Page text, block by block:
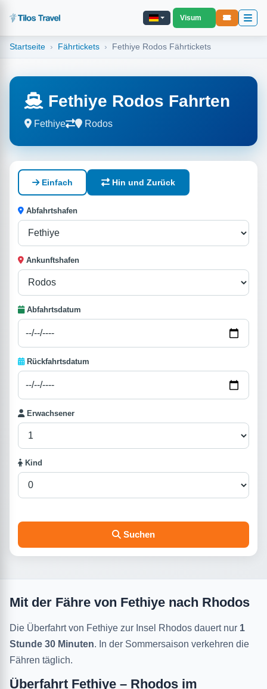
Visum
Startseite Fährtickets Fethiye Rodos Fährtickets
Fethiye Rodos Fahrten
Fethiye Rodos
Einfach Hin und Zurück
Abfahrtshafen
Ankunftshafen
Abfahrtsdatum
Rückfahrtsdatum
Erwachsener
Kind
Suchen
Mit der Fähre von Fethiye nach Rhodos
Die Überfahrt von Fethiye zur Insel Rhodos dauert nur 1
Stunde 30 Minuten. In der Sommersaison verkehren die
Fähren täglich.
Überfahrt Fethiye – Rhodos im